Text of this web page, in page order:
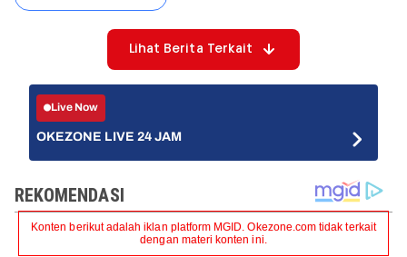
Lihat Berita Terkait
Live Now
OKEZONE LIVE 24 JAM